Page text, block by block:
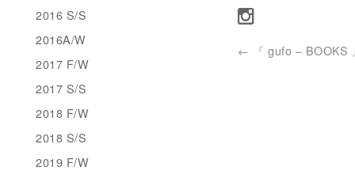
← 『 gufo – BOOKS
2016 S/S
2016A/W
2017 F/W
2017 S/S
2018 F/W
2018 S/S
2019 F/W